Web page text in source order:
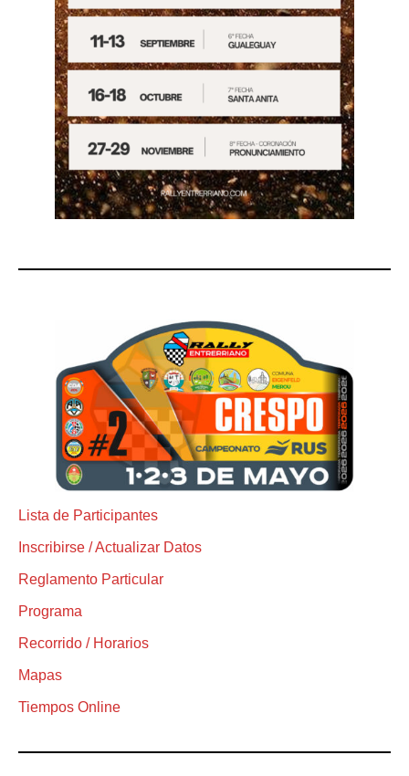
Lista de Participantes
Inscribirse / Actualizar Datos
Reglamento Particular
Programa
Recorrido / Horarios
Mapas
Tiempos Online